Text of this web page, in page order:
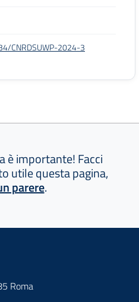
CNRDSUWP-2024-3
è importante! Facci
utile questa pagina,
parere.
Roma